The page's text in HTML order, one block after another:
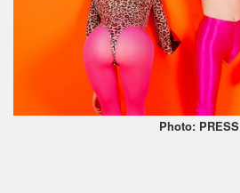
Photo: PRESS